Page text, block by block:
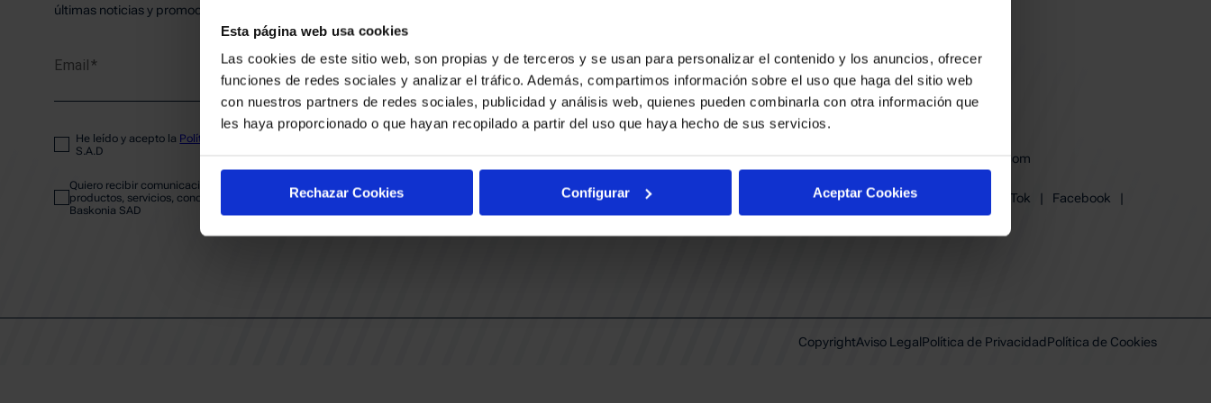
Esta página web usa cookies
Las cookies de este sitio web, son propias y de terceros y se usan para personalizar el contenido y los anuncios, ofrecer
funciones de redes sociales y analizar el tráfico. Además, compartimos información sobre el uso que haga del sitio web
con nuestros partners de redes sociales, publicidad y análisis web, quienes pueden combinarla con otra información que
les haya proporcionado o que hayan recopilado a partir del uso que haya hecho de sus servicios.
Rechazar Cookies Configurar Aceptar Cookies
PLANTILLA
ENTRADAS
ABONADOS
CALENDARIO
CLUB
últimas noticias y promociones del club.
Email
He leído y acepto la Política de privacidad
S.A.D
Quiero recibir comunicaciones electrónicas sobre las actividades,
productos, servicios, concursos, ofertas y/o promociones del SASKI
Baskonia SAD
BAKH
FUNDACIÓN BASKONIA-ALAVÉS
01013 Vitoria-Gasteiz
baskonia@baskonia.com
Instagram
TikTok | Facebook
|
Youtube
| Linkedin
CopyrightAviso LegalPolítica de PrivacidadPolítica de Cookies